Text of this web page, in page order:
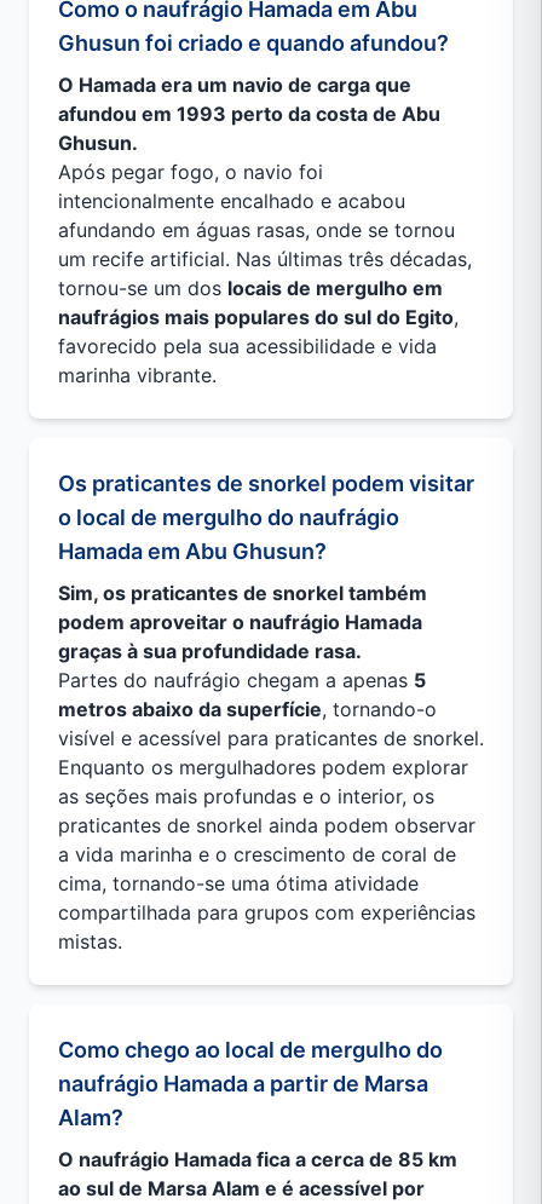
Como o naufrágio Hamada em Abu
Ghusun foi criado e quando afundou?
O Hamada era um navio de carga que
afundou em 1993 perto da costa de Abu
Ghusun.
Após pegar fogo, o navio foi
intencionalmente encalhado e acabou
afundando em águas rasas, onde se tornou
um recife artificial. Nas últimas três décadas,
tornou-se um dos locais de mergulho em
naufrágios mais populares do sul do Egito,
favorecido pela sua acessibilidade e vida
marinha vibrante.
Os praticantes de snorkel podem visitar
o local de mergulho do naufrágio
Hamada em Abu Ghusun?
Sim, os praticantes de snorkel também
podem aproveitar o naufrágio Hamada
graças à sua profundidade rasa.
Partes do naufrágio chegam a apenas 5
metros abaixo da superfície, tornando-o
visível e acessível para praticantes de snorkel.
Enquanto os mergulhadores podem explorar
as seções mais profundas e o interior, os
praticantes de snorkel ainda podem observar
a vida marinha e o crescimento de coral de
cima, tornando-se uma ótima atividade
compartilhada para grupos com experiências
mistas.
Como chego ao local de mergulho do
naufrágio Hamada a partir de Marsa
Alam?
O naufrágio Hamada fica a cerca de 85 km
ao sul de Marsa Alam e é acessível por